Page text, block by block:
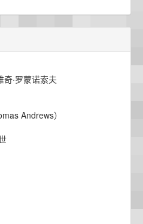
·罗蒙诺索夫
Andrews）